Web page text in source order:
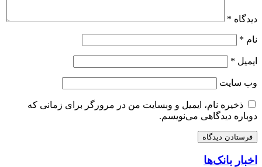
دیدگاه *
نام *
ایمیل *
وب‌ سایت
ذخیره نام، ایمیل و وبسایت من در مرورگر برای زمانی که
دوباره دیدگاهی می‌نویسم.
اخبار بانک‌ها